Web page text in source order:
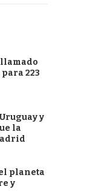
223
y
la
planeta
y